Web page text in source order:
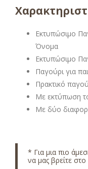
Εκτυπώσιμο
Όνομα
Εκτυπώσιμο
Παγούρι για
Πρακτικό
Με εκτύπωση
Με δύο
* Για μια πιο
να μας βρείτε στο